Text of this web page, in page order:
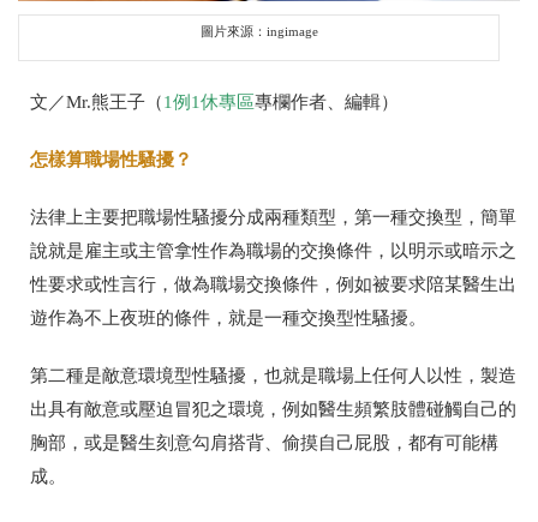
圖片來源：ingimage
文／Mr.熊王子（1例1休專區專欄作者、編輯）
怎樣算職場性騷擾？
法律上主要把職場性騷擾分成兩種類型，第一種交換型，簡單
說就是雇主或主管拿性作為職場的交換條件，以明示或暗示之
性要求或性言行，做為職場交換條件，例如被要求陪某醫生出
遊作為不上夜班的條件，就是一種交換型性騷擾。
第二種是敵意環境型性騷擾，也就是職場上任何人以性，製造
出具有敵意或壓迫冒犯之環境，例如醫生頻繁肢體碰觸自己的
胸部，或是醫生刻意勾肩搭背、偷摸自己屁股，都有可能構
成。